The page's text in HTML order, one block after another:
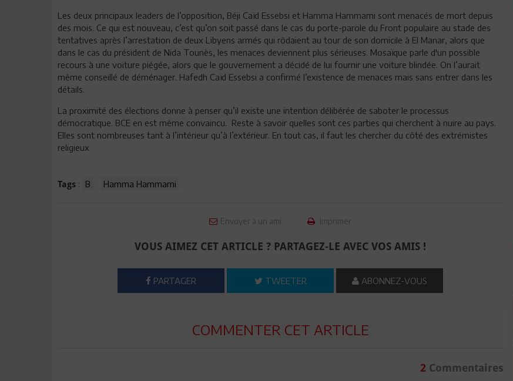
Les deux principaux leaders de l’opposition, Béji Caïd Essebsi et Hamma Hammami sont menacés de mort depuis
des mois. Ce qui est nouveau, c’est qu’on soit passé dans le cas du porte-parole du Front populaire au stade des
tentatives après l’arrestation de deux Libyens armés qui rôdaient au tour de son domicile à El Manar, alors que
dans le cas du président de Nida Tounès, les menaces deviennent plus sérieuses. Mosaïque parle d'un possible
recours à une voiture piégée, alors que le gouvernement a décidé de lui fournir une voiture blindée. On l’aurait
même conseillé de déménager. Hafedh Caïd Essebsi a confirmé l’existence de menaces mais sans entrer dans les
détails.
La proximité des élections donne à penser qu’il existe une intention délibérée de saboter le processus
démocratique. BCE en est même convaincu. Reste à savoir quelles sont ces parties qui cherchent à nuire au pays.
Elles sont nombreuses tant à l’intérieur qu’à l’extérieur. En tout cas, il faut les chercher du côté des extrémistes
religieux
Tags : B Hamma Hammami
Envoyer à un ami Imprimer
VOUS AIMEZ CET ARTICLE ? PARTAGEZ-LE AVEC VOS AMIS !
PARTAGER TWEETER ABONNEZ-VOUS
COMMENTER CET ARTICLE
2Commentaires